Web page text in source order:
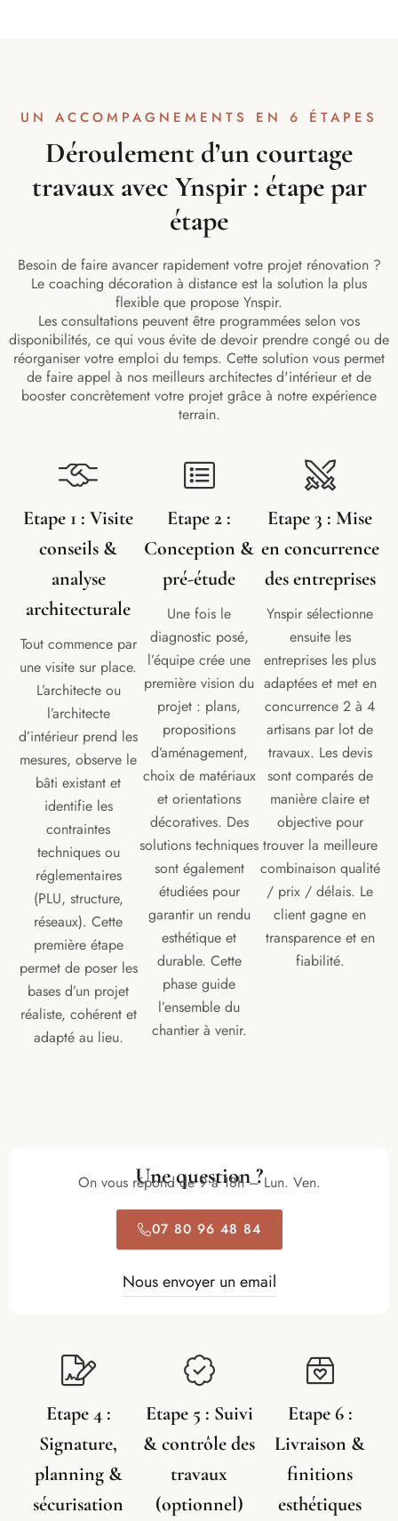
UN ACCOMPAGNEMENTS EN 6 ÉTAPES
Déroulement d’un courtage
travaux avec Ynspir : étape par
étape
Besoin de faire avancer rapidement votre projet rénovation ?
Le coaching décoration à distance est la solution la plus
flexible que propose Ynspir.
Les consultations peuvent être programmées selon vos
disponibilités, ce qui vous évite de devoir prendre congé ou de
réorganiser votre emploi du temps. Cette solution vous permet
de faire appel à nos meilleurs architectes d'intérieur et de
booster concrètement votre projet grâce à notre expérience
terrain.
Etape 1 : Visite
conseils &
analyse
architecturale
Tout commence par
une visite sur place.
L’architecte ou
l’architecte
d’intérieur prend les
mesures, observe le
bâti existant et
identifie les
contraintes
techniques ou
réglementaires
(PLU, structure,
réseaux). Cette
première étape
permet de poser les
bases d’un projet
réaliste, cohérent et
adapté au lieu.
Etape 2 :
Conception &
pré-étude
Une fois le
diagnostic posé,
l’équipe crée une
première vision du
projet : plans,
propositions
d’aménagement,
choix de matériaux
et orientations
décoratives. Des
solutions techniques
sont également
étudiées pour
garantir un rendu
esthétique et
durable. Cette
phase guide
l’ensemble du
chantier à venir.
Etape 3 : Mise
en concurrence
des entreprises
Ynspir sélectionne
ensuite les
entreprises les plus
adaptées et met en
concurrence 2 à 4
artisans par lot de
travaux. Les devis
sont comparés de
manière claire et
objective pour
trouver la meilleure
combinaison qualité
/ prix / délais. Le
client gagne en
transparence et en
fiabilité.
Une question ?
On vous répond de 9 à 18h – Lun. Ven.
07 80 96 48 84
Nous envoyer un email
Etape 4 :
Signature,
planning &
sécurisation
Etape 5 : Suivi
& contrôle des
travaux
(optionnel)
Etape 6 :
Livraison &
finitions
esthétiques